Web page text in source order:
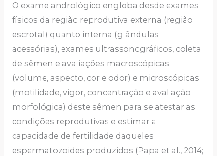
O exame andrológico engloba desde exames
físicos da região reprodutiva externa (região
escrotal) quanto interna (glândulas
acessórias), exames ultrassonográficos, coleta
de sêmen e avaliações macroscópicas
(volume, aspecto, cor e odor) e microscópicas
(motilidade, vigor, concentração e avaliação
morfológica) deste sêmen para se atestar as
condições reprodutivas e estimar a
capacidade de fertilidade daqueles
espermatozoides produzidos (Papa et al., 2014;